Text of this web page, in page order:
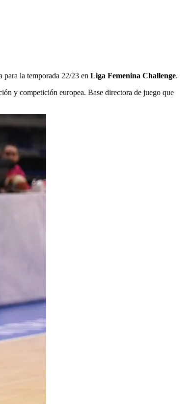
la temporada 22/23 en Liga Femenina Challenge.
y competición europea. Base directora de juego que